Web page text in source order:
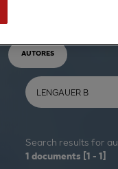
AUTORES
Search results for
1 documents [1 - 1]